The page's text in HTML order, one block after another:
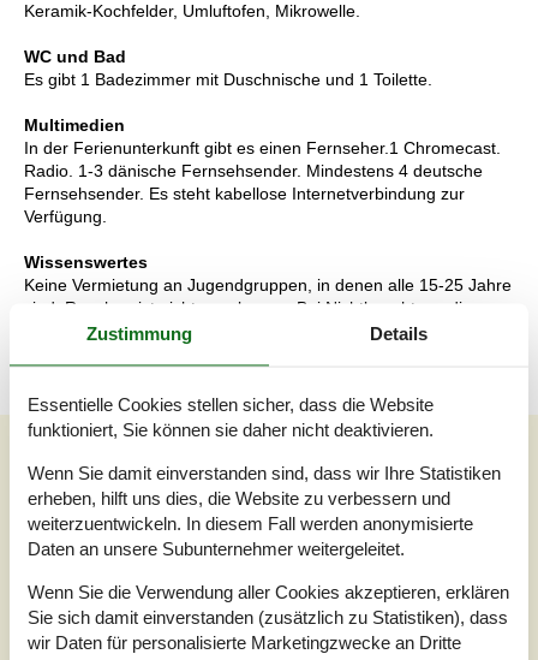
Keramik-Kochfelder, Umluftofen, Mikrowelle.
WC und Bad
Es gibt 1 Badezimmer mit Duschnische und 1 Toilette.
Multimedien
In der Ferienunterkunft gibt es einen Fernseher.1 Chromecast.
Radio. 1-3 dänische Fernsehsender. Mindestens 4 deutsche
Fernsehsender. Es steht kabellose Internetverbindung zur
Verfügung.
Wissenswertes
Keine Vermietung an Jugendgruppen, in denen alle 15-25 Jahre
sind. Rauchen ist nicht zugelassen. Bei Nichtbeachtung dieses
Verbots wird eine Gebühr von mindestens EUR 420,- erhoben.
Unsere Gästebewertungen Externe Bewertungen
4,8 Bezogen auf4Bewertungen
Letzte Bewertung ist vom 30.07.2026
Zustimmung Details
Essentielle Cookies stellen sicher, dass die Website
funktioniert, Sie können sie daher nicht deaktivieren.
Wenn Sie damit einverstanden sind, dass wir Ihre Statistiken
erheben, hilft uns dies, die Website zu verbessern und
weiterzuentwickeln. In diesem Fall werden anonymisierte
Daten an unsere Subunternehmer weitergeleitet.
Wenn Sie die Verwendung aller Cookies akzeptieren, erklären
Sie sich damit einverstanden (zusätzlich zu Statistiken), dass
wir Daten für personalisierte Marketingzwecke an Dritte